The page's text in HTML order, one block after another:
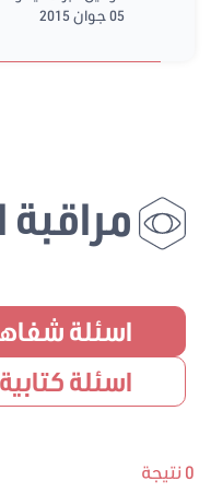
05 جوان 2015
اسئلة
اسئلة كتابية
0 نتيجة